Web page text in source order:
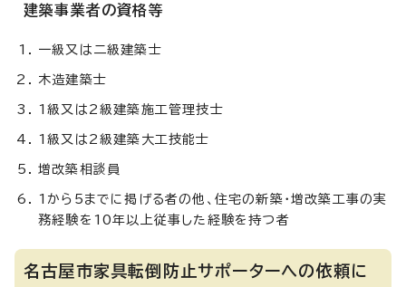
建築事業者の資格等
一級又は二級建築士
木造建築士
1級又は2級建築施工管理技士
1級又は2級建築大工技能士
増改築相談員
1から5までに掲げる者の他、住宅の新築・増改築工事の実
務経験を10年以上従事した経験を持つ者
名古屋市家具転倒防止サポーターへの依頼に